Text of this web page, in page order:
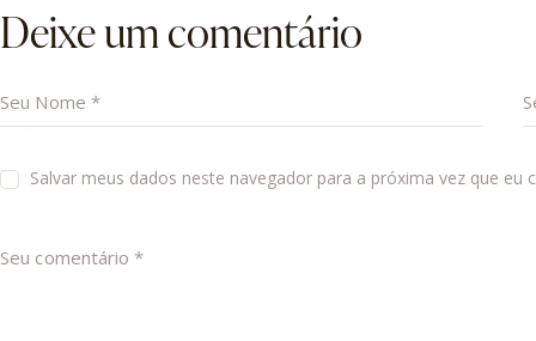
Deixe um comentário
Salvar meus dados neste navegador para a próxima vez que eu